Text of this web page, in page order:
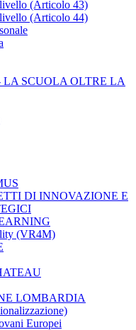
(Articolo 43)
(Articolo 44)
LA SCUOLA OLTRE LA
DI INNOVAZIONE E
(VR4M)
LOMBARDIA
Europei